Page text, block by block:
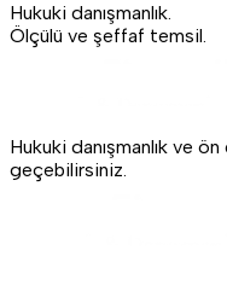
Hukuki danışmanlık.
Ölçülü ve şeffaf temsil.
Hukuki danışmanlık ve
geçebilirsiniz.